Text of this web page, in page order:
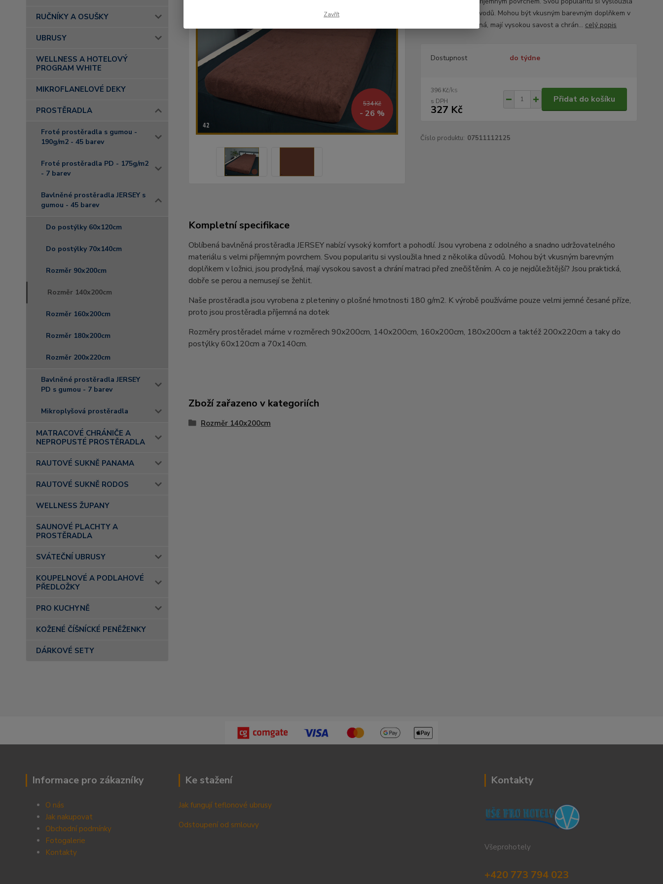
RUČNÍKY A OSUŠKY
UBRUSY
WELLNESS A HOTELOVÝ
PROGRAM WHITE
MIKROFLANELOVÉ DEKY
PROSTĚRADLA
Froté prostěradla s gumou -
190g/m2 - 45 barev
Froté prostěradla PD - 175g/m2
- 7 barev
Bavlněné prostěradla JERSEY s
gumou - 45 barev
Do postýlky 60x120cm
Do postýlky 70x140cm
Rozměr 90x200cm
Rozměr 140x200cm
Rozměr 160x200cm
Rozměr 180x200cm
Rozměr 200x220cm
Bavlněné prostěradla JERSEY
PD s gumou - 7 barev
Mikroplyšová prostěradla
MATRACOVÉ CHRÁNIČE A
NEPROPUSTÉ PROSTĚRADLA
RAUTOVÉ SUKNĚ PANAMA
RAUTOVÉ SUKNĚ RODOS
WELLNESS ŽUPANY
SAUNOVÉ PLACHTY A
PROSTĚRADLA
SVÁTEČNÍ UBRUSY
KOUPELNOVÉ A PODLAHOVÉ
PŘEDLOŽKY
PRO KUCHYNĚ
KOŽENÉ ČÍŠNÍCKÉ PENĚŽENKY
DÁRKOVÉ SETY
534 Kč
- 26 %
hned z několika důvodů. Mohou být vkusným barevným doplňkem v
ložnici, jsou prodyšná, mají vysokou savost a chrán... celý popis
Dostupnost do týdne
396 Kč/ks
327 Kč
Přidat do košíku
Číslo produktu: 07511112125
Kompletní specifikace
Oblíbená bavlněná prostěradla JERSEY nabízí vysoký komfort a pohodlí. Jsou vyrobena z odolného a snadno udržovatelného
materiálu s velmi příjemným povrchem. Svou popularitu si vysloužila hned z několika důvodů. Mohou být vkusným barevným
doplňkem v ložnici, jsou prodyšná, mají vysokou savost a chrání matraci před znečištěním. A co je nejdůležitější? Jsou praktická,
dobře se perou a nemusejí se žehlit.
Naše prostěradla jsou vyrobena z pleteniny o plošné hmotnosti 180 g/m2. K výrobě používáme pouze velmi jemné česané příze,
proto jsou prostěradla příjemná na dotek
Rozměry prostěradel máme v rozměrech 90x200cm, 140x200cm, 160x200cm, 180x200cm a taktéž 200x220cm a taky do
postýlky 60x120cm a 70x140cm.
Zboží zařazeno v kategoriích
Rozměr 140x200cm
Informace pro zákazníky
O nás
Jak nakupovat
Obchodní podmínky
Fotogalerie
Kontakty
Ke stažení
Jak fungují teflonové ubrusy
Odstoupení od smlouvy
Kontakty
Všeprohotely
+420 773 794 023
Zavřít